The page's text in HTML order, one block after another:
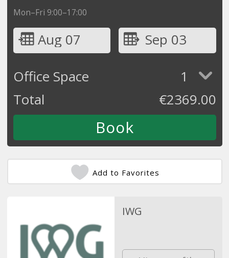
Mon–Fri 9:00–17:00
Aug 07
Sep 03
Office Space
1
Total
€2369.00
Add to Favorites
IWG